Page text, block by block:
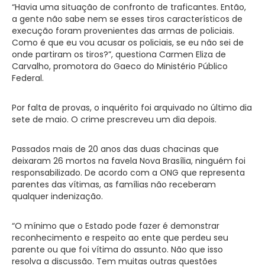
“Havia uma situação de confronto de traficantes. Então,
a gente não sabe nem se esses tiros característicos de
execução foram provenientes das armas de policiais.
Como é que eu vou acusar os policiais, se eu não sei de
onde partiram os tiros?”, questiona Carmen Eliza de
Carvalho, promotora do Gaeco do Ministério Público
Federal.
Por falta de provas, o inquérito foi arquivado no último dia
sete de maio. O crime prescreveu um dia depois.
Passados mais de 20 anos das duas chacinas que
deixaram 26 mortos na favela Nova Brasília, ninguém foi
responsabilizado. De acordo com a ONG que representa
parentes das vítimas, as famílias não receberam
qualquer indenização.
“O mínimo que o Estado pode fazer é demonstrar
reconhecimento e respeito ao ente que perdeu seu
parente ou que foi vítima do assunto. Não que isso
resolva a discussão. Tem muitas outras questões